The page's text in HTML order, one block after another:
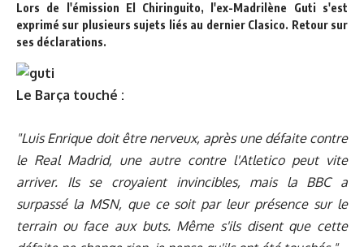
Lors de l'émission El Chiringuito, l'ex-Madrilène Guti s'est
exprimé sur plusieurs sujets liés au dernier Clasico. Retour sur
ses déclarations.
Le Barça touché :
"Luis Enrique doit être nerveux, après une défaite contre
le Real Madrid, une autre contre l'Atletico peut vite
arriver. Ils se croyaient invincibles, mais la BBC a
surpassé la MSN, que ce soit par leur présence sur le
terrain ou face aux buts. Même s'ils disent que cette